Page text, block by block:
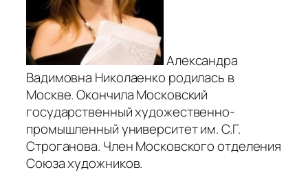
Александра
Вадимовна Николаенко родилась в
Москве. Окончила Московский
государственный художественно-
промышленный университет им. С.Г.
Строганова. Член Московского отделения
Союза художников.